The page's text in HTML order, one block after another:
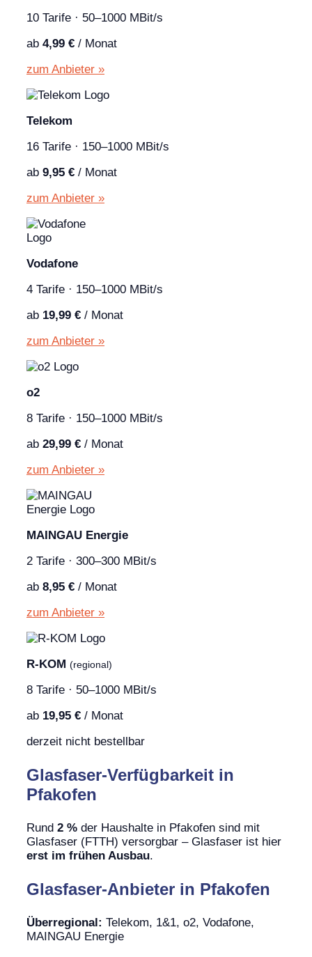
10 Tarife · 50–1000 MBit/s
ab 4,99 € / Monat
zum Anbieter »
Telekom
16 Tarife · 150–1000 MBit/s
ab 9,95 € / Monat
zum Anbieter »
Vodafone
4 Tarife · 150–1000 MBit/s
ab 19,99 € / Monat
zum Anbieter »
o2
8 Tarife · 150–1000 MBit/s
ab 29,99 € / Monat
zum Anbieter »
MAINGAU Energie
2 Tarife · 300–300 MBit/s
ab 8,95 € / Monat
zum Anbieter »
R-KOM (regional)
8 Tarife · 50–1000 MBit/s
ab 19,95 € / Monat
derzeit nicht bestellbar
Glasfaser-Verfügbarkeit in
Pfakofen
Rund 2 % der Haushalte in Pfakofen sind mit
Glasfaser (FTTH) versorgbar – Glasfaser ist hier
erst im frühen Ausbau.
Glasfaser-Anbieter in Pfakofen
Überregional: Telekom, 1&1, o2, Vodafone,
MAINGAU Energie